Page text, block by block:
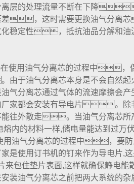
层的处理流量不断在下降
差，这时需要更换油气分
稳定性，抵抗油品分解和油
)在使用油气分离芯的过程中
由于油气分离芯本身是不会自然
分离芯通过气体的流速摩擦会
都会安装有导电片。除非
外散走。当油气分离芯所
内的材料一样,储电量能达到过万
用油气分离芯的过程中，
使用订书机的钉来作为导电片,
来包住垫片表面,这样就确保静电
油气分离芯之前把两大系统的